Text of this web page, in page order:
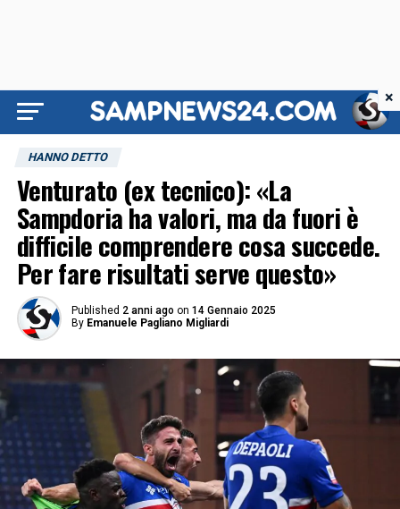
HANNO DETTO
Venturato (ex tecnico): «La
Sampdoria ha valori, ma da fuori è
difficile comprendere cosa succede.
Per fare risultati serve questo»
Published 2 anni ago on 14 Gennaio 2025
By Emanuele Pagliano Migliardi
×